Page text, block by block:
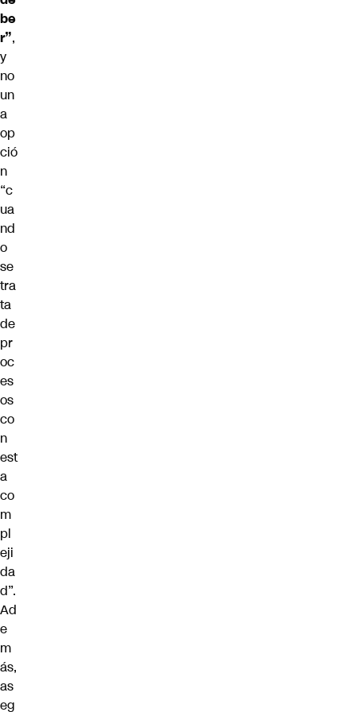
be
r”,
y
no
un
a
op
ció
n
“c
ua
nd
o
se
tra
ta
de
pr
oc
es
os
co
n
est
a
co
m
pl
eji
da
d”.
Ad
e
m
ás,
as
eg